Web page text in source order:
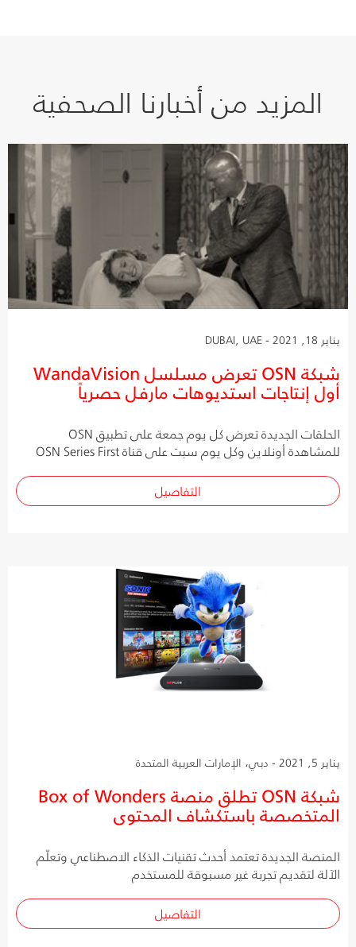
المزيد من أخبارنا الصحفية
يناير 18, 2021 - DUBAI, UAE
شبكة OSN تعرض مسلسل WandaVision
أول إنتاجات استديوهات مارفل حصرياً
الحلقات الجديدة تعرض كل يوم جمعة على تطبيق OSN
للمشاهدة أونلاين وكل يوم سبت على قناة OSN Series First
التفاصيل
يناير 5, 2021 - دبي، الإمارات العربية المتحدة
شبكة OSN تطلق منصة Box of Wonders
المتخصصة باستكشاف المحتوى
المنصة الجديدة تعتمد أحدث تقنيات الذكاء الاصطناعي وتعلّم
الآلة لتقديم تجربة غير مسبوقة للمستخدم
التفاصيل